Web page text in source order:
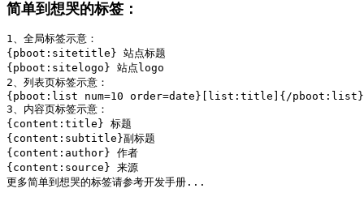
简单到想哭的标签：
1、全局标签示意：
{pboot:sitetitle} 站点标题
{pboot:sitelogo} 站点logo
2、列表页标签示意：
{pboot:list num=10 order=date}[list:title]{/pboot:list}
3、内容页标签示意：
{content:title} 标题
{content:subtitle}副标题
{content:author} 作者
{content:source} 来源
更多简单到想哭的标签请参考开发手册...